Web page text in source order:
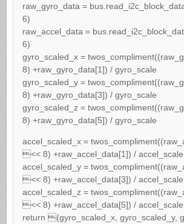
raw_gyro_data =
6)
raw_accel_data =
6)
gyro_scaled_x =
8) +raw_gyro_data[1]) / gyro_scale
gyro_scaled_y =
8) +raw_gyro_data[3]) / gyro_scale
gyro_scaled_z =
8) +raw_gyro_data[5]) / gyro_scale
accel_scaled_x =
<< 8) +raw_accel_data[1]) / accel_scale
accel_scaled_y =
<< 8) +raw_accel_data[3]) / accel_scale
accel_scaled_z =
<< 8) +raw_accel_data[5]) / accel_scale
return (gyro_scaled_x, gyro_scaled_y,